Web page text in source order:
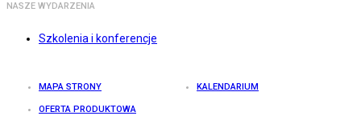
NASZE WYDARZENIA
Szkolenia i konferencje
MAPA STRONY KALENDARIUM
OFERTA PRODUKTOWA